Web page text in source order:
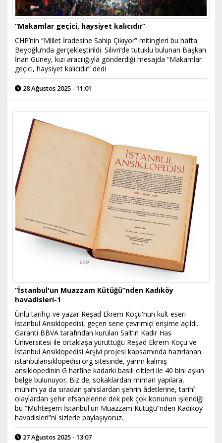
“Makamlar geçici, haysiyet kalıcıdır”
CHP’nin “Millet İradesine Sahip Çıkıyor” mitingleri bu hafta
Beyoğlu’nda gerçekleştirildi. Silivri’de tutuklu bulunan Başkan
İnan Güney, kızı aracılığıyla gönderdiği mesajda “Makamlar
geçici, haysiyet kalıcıdır” dedi
28 Ağustos 2025 - 11:01
“İstanbul'un Muazzam Kütüğü”nden Kadıköy
havadisleri-1
Ünlü tarihçi ve yazar Reşad Ekrem Koçu'nun kült eseri
İstanbul Ansiklopedisi, geçen sene çevrimiçi erişime açıldı.
Garanti BBVA tarafından kurulan Salt’ın Kadir Has
Üniversitesi ile ortaklaşa yürüttüğü Reşad Ekrem Koçu ve
İstanbul Ansiklopedisi Arşivi projesi kapsamında hazırlanan
istanbulansiklopedisi.org sitesinde, yarım kalmış
ansiklopedinin G harfine kadarki basılı ciltleri ile 40 bini aşkın
belge bulunuyor. Biz de; sokaklardan mimari yapılara,
mühim ya da sıradan şahıslardan şehrin âdetlerine, tarihî
olaylardan şehir efsanelerine dek pek çok konunun işlendiği
bu “Muhteşem İstanbul'un Muazzam Kütüğü”nden Kadıköy
havadisleri”ni sizlerle paylaşıyoruz.
27 Ağustos 2025 - 13:07